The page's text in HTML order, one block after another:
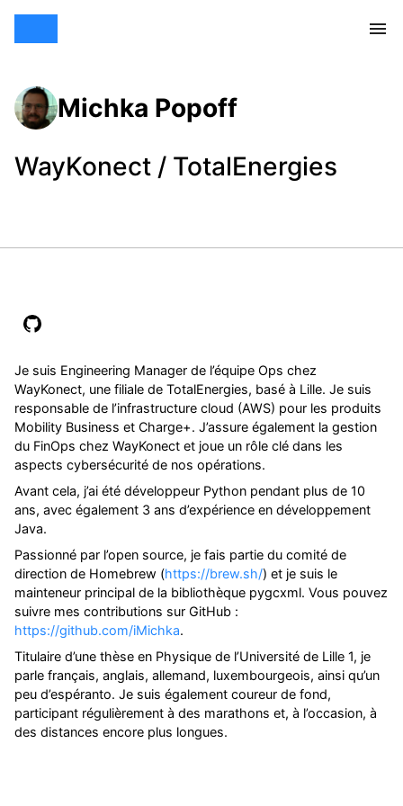
Michka Popoff
WayKonect / TotalEnergies
Je suis Engineering Manager de l’équipe Ops chez
WayKonect, une filiale de TotalEnergies, basé à Lille. Je suis
responsable de l’infrastructure cloud (AWS) pour les produits
Mobility Business et Charge+. J’assure également la gestion
du FinOps chez WayKonect et joue un rôle clé dans les
aspects cybersécurité de nos opérations.
Avant cela, j’ai été développeur Python pendant plus de 10
ans, avec également 3 ans d’expérience en développement
Java.
Passionné par l’open source, je fais partie du comité de
direction de Homebrew (https://brew.sh/) et je suis le
mainteneur principal de la bibliothèque pygcxml. Vous pouvez
suivre mes contributions sur GitHub :
https://github.com/iMichka.
Titulaire d’une thèse en Physique de l’Université de Lille 1, je
parle français, anglais, allemand, luxembourgeois, ainsi qu’un
peu d’espéranto. Je suis également coureur de fond,
participant régulièrement à des marathons et, à l’occasion, à
des distances encore plus longues.